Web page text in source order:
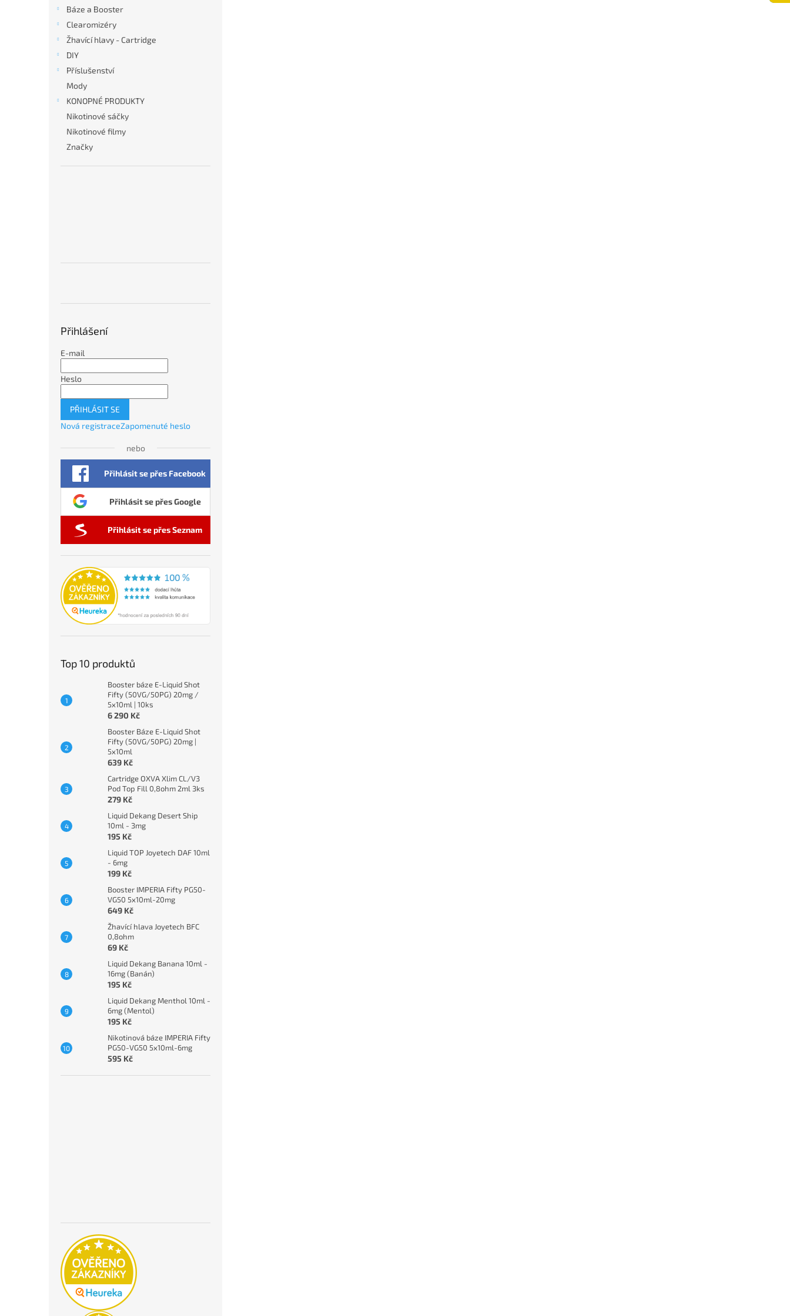
Báze a Booster
Clearomizéry
Žhavící hlavy - Cartridge
DIY
Příslušenství
Mody
KONOPNÉ PRODUKTY
Nikotinové sáčky
Nikotinové filmy
Značky
Přihlášení
E-mail
Heslo
PŘIHLÁSIT SE
Nová registraceZapomenuté heslo
nebo
Přihlásit se přes Facebook
Přihlásit se přes Google
Přihlásit se přes Seznam
Top 10 produktů
Booster báze E-Liquid Shot
Fifty (50VG/50PG) 20mg /
5x10ml | 10ks
6 290 Kč
Booster Báze E-Liquid Shot
Fifty (50VG/50PG) 20mg |
5x10ml
639 Kč
Cartridge OXVA Xlim CL/V3
Pod Top Fill 0,8ohm 2ml 3ks
279 Kč
Liquid Dekang Desert Ship
10ml - 3mg
195 Kč
Liquid TOP Joyetech DAF 10ml
- 6mg
199 Kč
Booster IMPERIA Fifty PG50-
VG50 5x10ml-20mg
649 Kč
Žhavící hlava Joyetech BFC
0,8ohm
69 Kč
Liquid Dekang Banana 10ml -
16mg (Banán)
195 Kč
Liquid Dekang Menthol 10ml -
6mg (Mentol)
195 Kč
Nikotinová báze IMPERIA Fifty
PG50-VG50 5x10ml-6mg
595 Kč